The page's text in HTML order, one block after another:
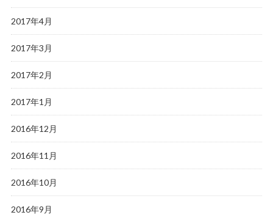
2017年4月
2017年3月
2017年2月
2017年1月
2016年12月
2016年11月
2016年10月
2016年9月